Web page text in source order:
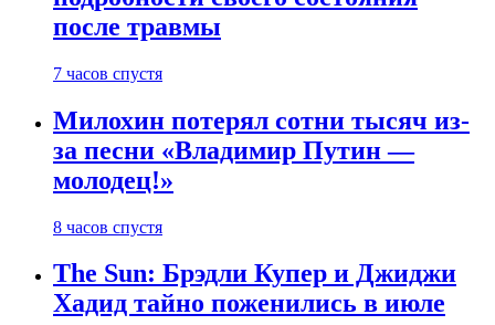
после травмы
7 часов спустя
Милохин потерял сотни тысяч из-
за песни «Владимир Путин —
молодец!»
8 часов спустя
The Sun: Брэдли Купер и Джиджи
Хадид тайно поженились в июле